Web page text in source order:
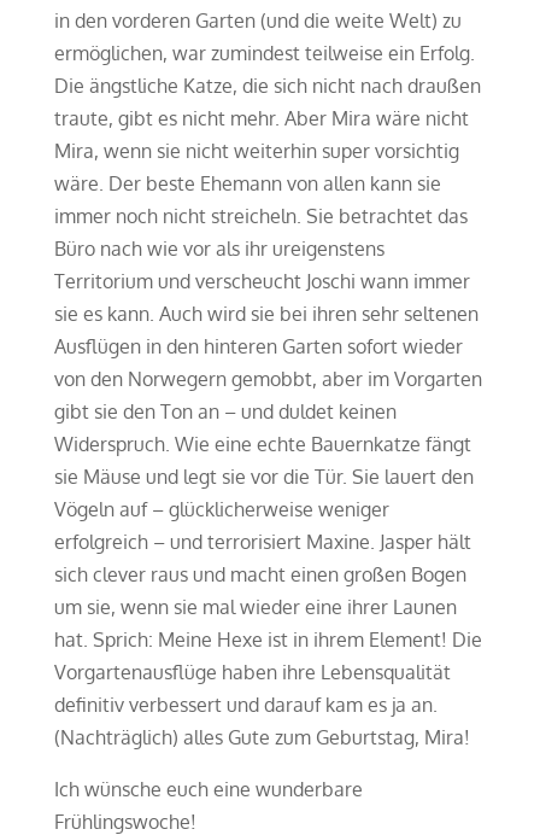
in den vorderen Garten (und die weite Welt) zu
ermöglichen, war zumindest teilweise ein Erfolg.
Die ängstliche Katze, die sich nicht nach draußen
traute, gibt es nicht mehr. Aber Mira wäre nicht
Mira, wenn sie nicht weiterhin super vorsichtig
wäre. Der beste Ehemann von allen kann sie
immer noch nicht streicheln. Sie betrachtet das
Büro nach wie vor als ihr ureigenstens
Territorium und verscheucht Joschi wann immer
sie es kann. Auch wird sie bei ihren sehr seltenen
Ausflügen in den hinteren Garten sofort wieder
von den Norwegern gemobbt, aber im Vorgarten
gibt sie den Ton an – und duldet keinen
Widerspruch. Wie eine echte Bauernkatze fängt
sie Mäuse und legt sie vor die Tür. Sie lauert den
Vögeln auf – glücklicherweise weniger
erfolgreich – und terrorisiert Maxine. Jasper hält
sich clever raus und macht einen großen Bogen
um sie, wenn sie mal wieder eine ihrer Launen
hat. Sprich: Meine Hexe ist in ihrem Element! Die
Vorgartenausflüge haben ihre Lebensqualität
definitiv verbessert und darauf kam es ja an.
(Nachträglich) alles Gute zum Geburtstag, Mira!
Ich wünsche euch eine wunderbare
Frühlingswoche!